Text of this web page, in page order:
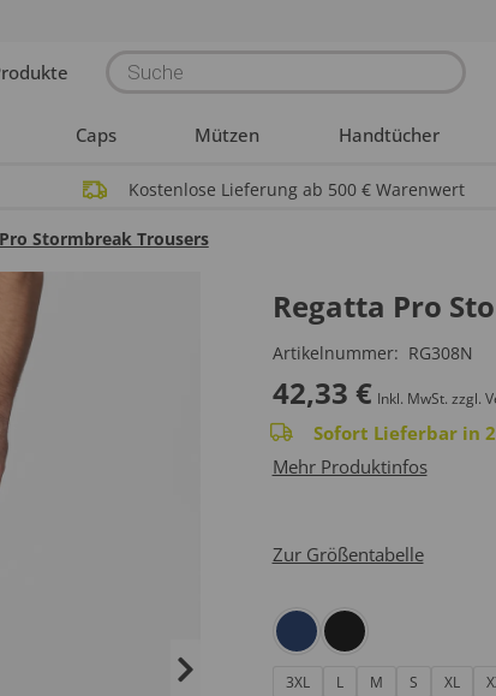
Products
search
Caps Mützen Handtücher
Kostenlose Lieferung ab 500 € Warenwert
Stormbreak Trousers
Regatta Pro
Artikelnummer: RG308N
42,33 € Inkl. MwSt. zzgl.
Sofort Lieferbar in
Mehr Produktinfos
Zur Größentabelle
3XL L M S XL